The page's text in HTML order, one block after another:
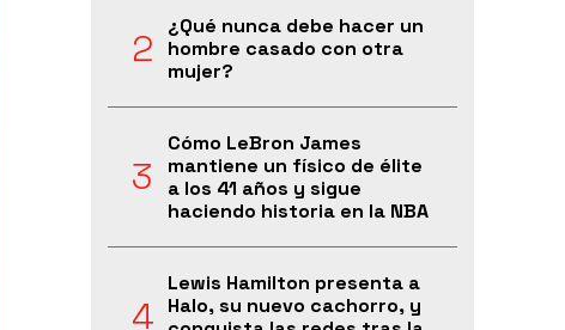
¿Qué nunca debe hacer un
hombre casado con otra
mujer?
Cómo LeBron James
mantiene un físico de élite
a los 41 años y sigue
haciendo historia en la NBA
Lewis Hamilton presenta a
Halo, su nuevo cachorro, y